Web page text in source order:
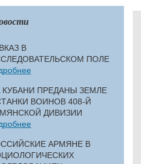
В
ПОЛЕ
КУБАНИ ПРЕДАНЫ ЗЕМЛЕ
ВОИНОВ 408-Й
ДИВИЗИИ
АРМЯНЕ В